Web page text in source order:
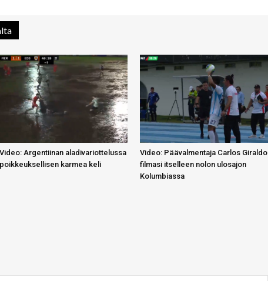
Video: Argentiinan aladivariottelussa
poikkeuksellisen karmea keli
Video: Päävalmentaja Carlos Giraldo
filmasi itselleen nolon ulosajon
Kolumbiassa